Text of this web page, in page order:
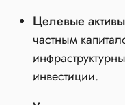
Целевые
частным
инвестиции.